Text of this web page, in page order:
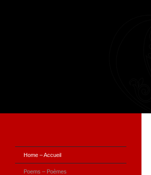
Home – Accueil
Poems – Poèmes